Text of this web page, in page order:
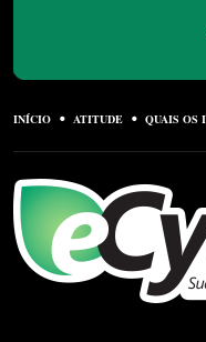
INÍCIO ATITUDE QUAIS OS